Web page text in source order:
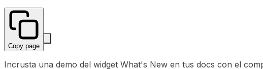
Copy page
Incrusta una demo del widget What's New en tus docs con el